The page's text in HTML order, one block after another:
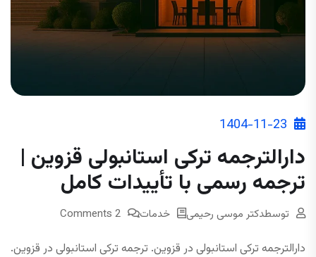
1404-11-23
دارالترجمه ترکی استانبولی قزوین |
ترجمه رسمی با تأییدات کامل
توسطدکتر موسی رحیمی خدمات 2 Comments
دارالترجمه ترکی استانبولی در قزوین. ترجمه ترکی استانبولی در قزوین.